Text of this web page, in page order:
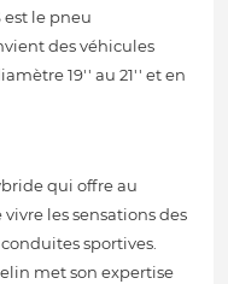
est le pneu
des véhicules
19'' au 21'' et en
qui offre au
les sensations des
sportives.
met son expertise